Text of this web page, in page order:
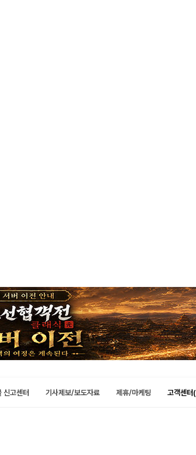
신고센터 기사제보/보도자료 제휴/마케팅 고객센